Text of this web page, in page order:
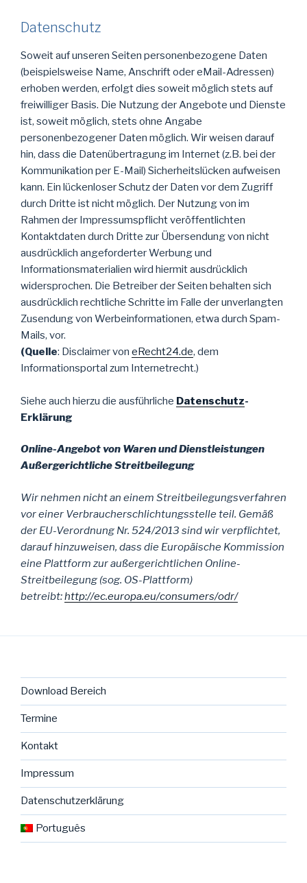
Datenschutz
Soweit auf unseren Seiten personenbezogene Daten
(beispielsweise Name, Anschrift oder eMail-Adressen)
erhoben werden, erfolgt dies soweit möglich stets auf
freiwilliger Basis. Die Nutzung der Angebote und Dienste
ist, soweit möglich, stets ohne Angabe
personenbezogener Daten möglich. Wir weisen darauf
hin, dass die Datenübertragung im Internet (z.B. bei der
Kommunikation per E-Mail) Sicherheitslücken aufweisen
kann. Ein lückenloser Schutz der Daten vor dem Zugriff
durch Dritte ist nicht möglich. Der Nutzung von im
Rahmen der Impressumspflicht veröffentlichten
Kontaktdaten durch Dritte zur Übersendung von nicht
ausdrücklich angeforderter Werbung und
Informationsmaterialien wird hiermit ausdrücklich
widersprochen. Die Betreiber der Seiten behalten sich
ausdrücklich rechtliche Schritte im Falle der unverlangten
Zusendung von Werbeinformationen, etwa durch Spam-
Mails, vor.
(Quelle: Disclaimer von eRecht24.de, dem
Informationsportal zum Internetrecht.)
Siehe auch hierzu die ausführliche Datenschutz-
Erklärung
Online-Angebot von Waren und Dienstleistungen
Außergerichtliche Streitbeilegung
Wir nehmen nicht an einem Streitbeilegungsverfahren
vor einer Verbraucherschlichtungsstelle teil. Gemäß
der EU-Verordnung Nr. 524/2013 sind wir verpflichtet,
darauf hinzuweisen, dass die Europäische Kommission
eine Plattform zur außergerichtlichen Online-
Streitbeilegung (sog. OS-Plattform)
betreibt:http://ec.europa.eu/consumers/odr/
Download Bereich
Termine
Kontakt
Impressum
Datenschutzerklärung
Português